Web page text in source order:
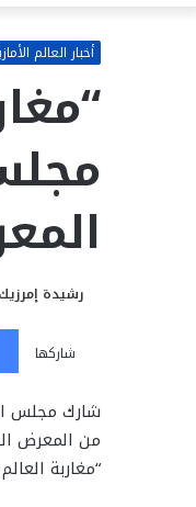
أخبار العالم
رشيدة إمرزيك
شاركها
من المعرض
“مغاربة